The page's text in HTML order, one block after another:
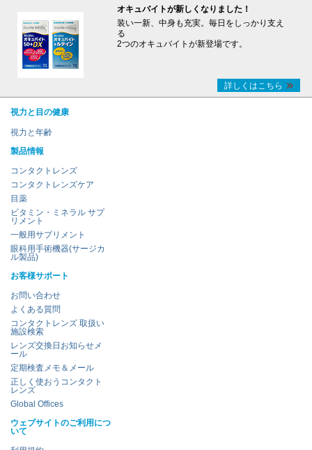
オキュバイトが新しくなりました！
装い一新、中身も充実。毎日をしっかり支え
る
2つのオキュバイトが新登場です。
詳しくはこちら
視力と目の健康
視力と年齢
製品情報
コンタクトレンズ
コンタクトレンズケア
目薬
ビタミン・ミネラル サプ
リメント
一般用サプリメント
眼科用手術機器(サージカ
ル製品)
お客様サポート
お問い合わせ
よくある質問
コンタクトレンズ 取扱い
施設検索
レンズ交換日お知らせメ
ール
定期検査メモ＆メール
正しく使おうコンタクト
レンズ
Global Offices
ウェブサイトのご利用につ
いて